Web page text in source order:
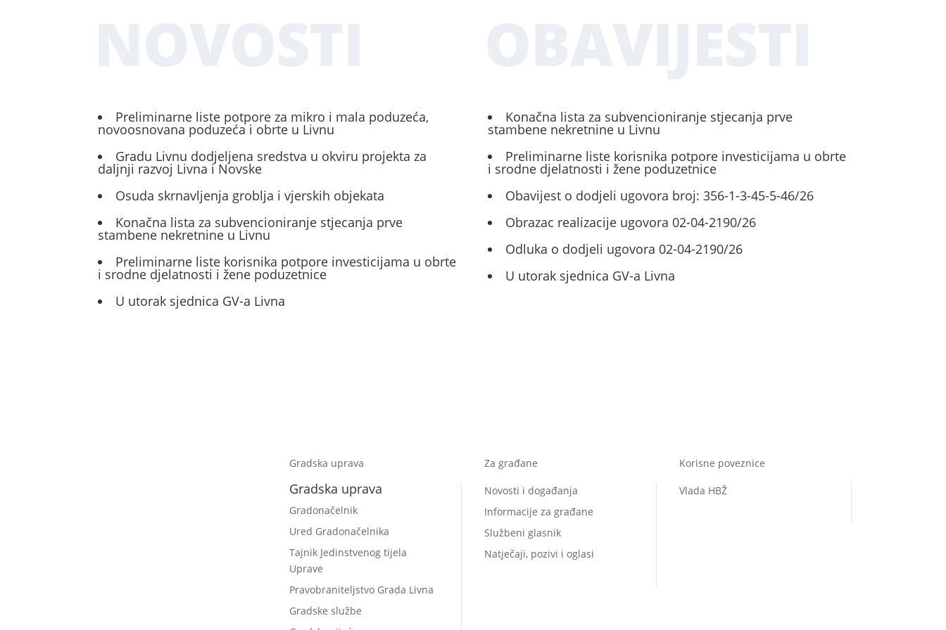
Preliminarne liste potpore za mikro i mala poduzeća,
novoosnovana poduzeća i obrte u Livnu
Gradu Livnu dodjeljena sredstva u okviru projekta za
daljnji razvoj Livna i Novske
Osuda skrnavljenja groblja i vjerskih objekata
Konačna lista za subvencioniranje stjecanja prve
stambene nekretnine u Livnu
Preliminarne liste korisnika potpore investicijama u obrte
i srodne djelatnosti i žene poduzetnice
U utorak sjednica GV-a Livna
Konačna lista za subvencioniranje stjecanja prve
stambene nekretnine u Livnu
Preliminarne liste korisnika potpore investicijama u obrte
i srodne djelatnosti i žene poduzetnice
Obavijest o dodjeli ugovora broj: 356-1-3-45-5-46/26
Obrazac realizacije ugovora 02-04-2190/26
Odluka o dodjeli ugovora 02-04-2190/26
U utorak sjednica GV-a Livna
Gradska uprava
Gradska uprava
Gradonačelnik
Ured Gradonačelnika
Tajnik Jedinstvenog tijela
Uprave
Pravobraniteljstvo Grada Livna
Gradske službe
Za građane
Novosti i događanja
Informacije za građane
Službeni glasnik
Natječaji, pozivi i oglasi
Korisne poveznice
Vlada HBŽ